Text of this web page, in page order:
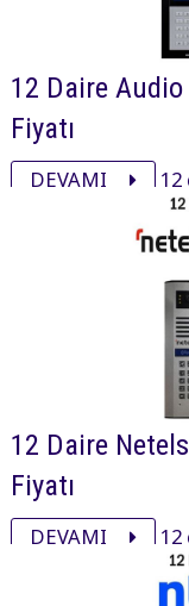
12 Daire
Fiyatı
DEVAMI
12
daire içi cihaz,
aksesuarı ile
12 Daire
Fiyatı
DEVAMI
12
inç daire içi cihaz,
aksesuarı ile